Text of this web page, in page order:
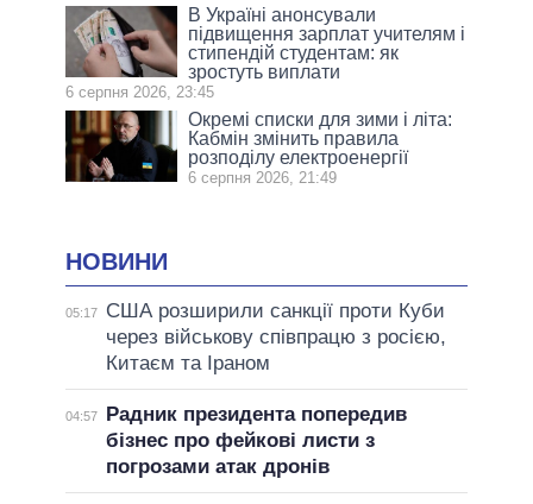
В Україні анонсували
підвищення зарплат учителям і
стипендій студентам: як
зростуть виплати
6 серпня 2026, 23:45
Окремі списки для зими і літа:
Кабмін змінить правила
розподілу електроенергії
6 серпня 2026, 21:49
НОВИНИ
05:17
США розширили санкції проти Куби
через військову співпрацю з росією,
Китаєм та Іраном
04:57
Радник президента попередив
бізнес про фейкові листи з
погрозами атак дронів